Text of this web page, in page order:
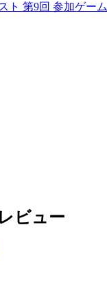
ト 第9回 参加ゲーム
ビュー